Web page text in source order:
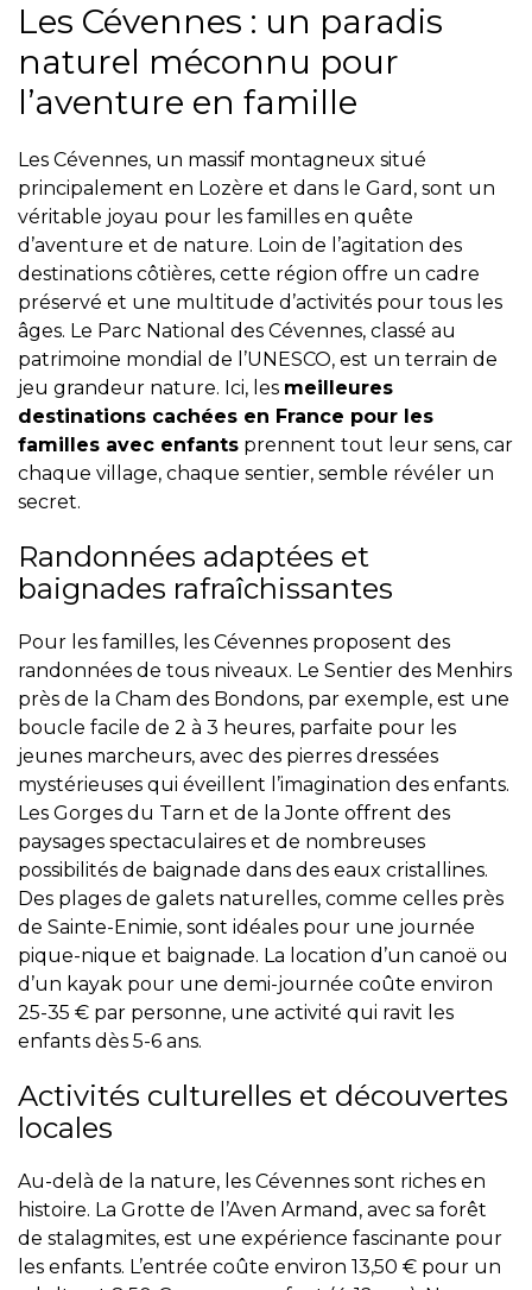
Les Cévennes : un paradis
naturel méconnu pour
l’aventure en famille
Les Cévennes, un massif montagneux situé
principalement en Lozère et dans le Gard, sont un
véritable joyau pour les familles en quête
d’aventure et de nature. Loin de l’agitation des
destinations côtières, cette région offre un cadre
préservé et une multitude d’activités pour tous les
âges. Le Parc National des Cévennes, classé au
patrimoine mondial de l’UNESCO, est un terrain de
jeu grandeur nature. Ici, les meilleures
destinations cachées en France pour les
familles avec enfants prennent tout leur sens, car
chaque village, chaque sentier, semble révéler un
secret.
Randonnées adaptées et
baignades rafraîchissantes
Pour les familles, les Cévennes proposent des
randonnées de tous niveaux. Le Sentier des Menhirs
près de la Cham des Bondons, par exemple, est une
boucle facile de 2 à 3 heures, parfaite pour les
jeunes marcheurs, avec des pierres dressées
mystérieuses qui éveillent l’imagination des enfants.
Les Gorges du Tarn et de la Jonte offrent des
paysages spectaculaires et de nombreuses
possibilités de baignade dans des eaux cristallines.
Des plages de galets naturelles, comme celles près
de Sainte-Enimie, sont idéales pour une journée
pique-nique et baignade. La location d’un canoë ou
d’un kayak pour une demi-journée coûte environ
25-35 € par personne, une activité qui ravit les
enfants dès 5-6 ans.
Activités culturelles et découvertes
locales
Au-delà de la nature, les Cévennes sont riches en
histoire. La Grotte de l’Aven Armand, avec sa forêt
de stalagmites, est une expérience fascinante pour
les enfants. L’entrée coûte environ 13,50 € pour un